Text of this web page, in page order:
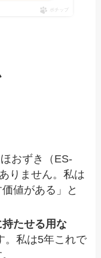
ポチップ
ほおずき（ES-
りません。私は
値がある」と
たせる用な
。私は5年これで